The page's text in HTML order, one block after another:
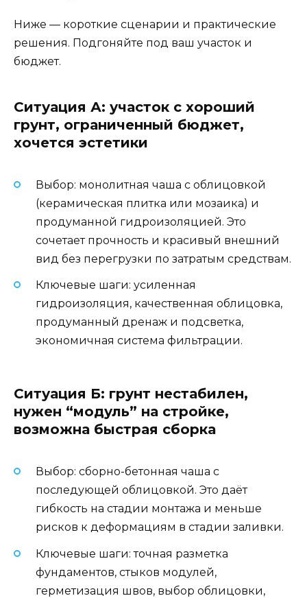
Ниже — короткие сценарии и практические
решения. Подгоняйте под ваш участок и
бюджет.
Ситуация А: участок с хороший
грунт, ограниченный бюджет,
хочется эстетики
Выбор: монолитная чаша с облицовкой
(керамическая плитка или мозаика) и
продуманной гидроизоляцией. Это
сочетает прочность и красивый внешний
вид без перегрузки по затратым средствам.
Ключевые шаги: усиленная
гидроизоляция, качественная облицовка,
продуманный дренаж и подсветка,
экономичная система фильтрации.
Ситуация Б: грунт нестабилен,
нужен “модуль” на стройке,
возможна быстрая сборка
Выбор: сборно-бетонная чаша с
последующей облицовкой. Это даёт
гибкость на стадии монтажа и меньше
рисков к деформациям в стадии заливки.
Ключевые шаги: точная разметка
фундаментов, стыков модулей,
герметизация швов, выбор облицовки,